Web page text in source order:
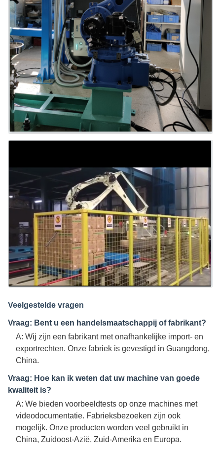
Veelgestelde vragen
Vraag: Bent u een handelsmaatschappij of fabrikant?
A: Wij zijn een fabrikant met onafhankelijke import- en
exportrechten. Onze fabriek is gevestigd in Guangdong,
China.
Vraag: Hoe kan ik weten dat uw machine van goede
kwaliteit is?
A: We bieden voorbeeldtests op onze machines met
videodocumentatie. Fabrieksbezoeken zijn ook
mogelijk. Onze producten worden veel gebruikt in
China, Zuidoost-Azië, Zuid-Amerika en Europa.